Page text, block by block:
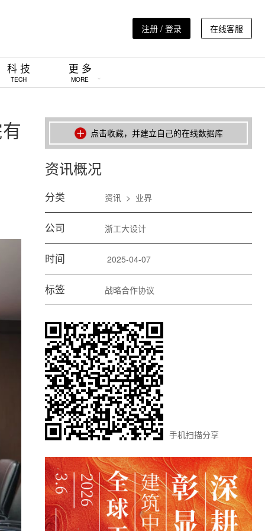
注册 / 登录 在线客服
科 技
TECH
更 多
MORE
点击收藏，并建立自己的在线数据库
资讯概况
分类 资讯> 业界
公司 浙工大设计
时间 2025-04-07
标签 战略合作协议
手机扫描分享